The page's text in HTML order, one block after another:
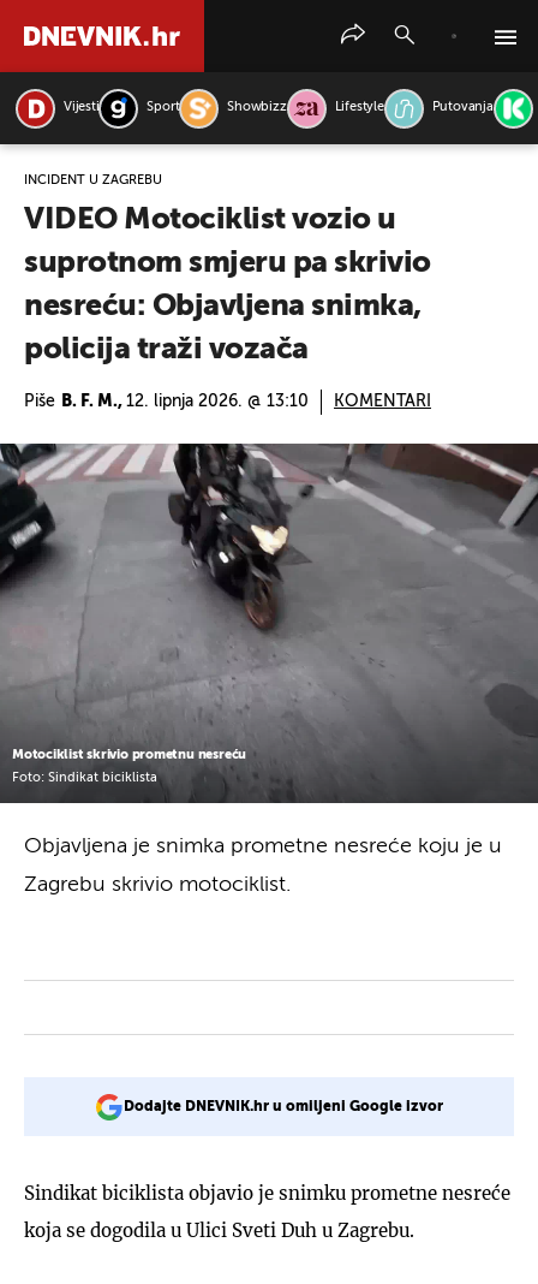
Vijesti Sport Showbizz Lifestyle Putovanja
INCIDENT U ZAGREBU
VIDEO Motociklist vozio u
suprotnom smjeru pa skrivio
nesreću: Objavljena snimka,
policija traži vozača
Piše B. F. M., 12. lipnja 2026. @ 13:10 KOMENTARI
Motociklist skrivio prometnu nesreću
Foto: Sindikat biciklista
Objavljena je snimka prometne nesreće koju je u
Zagrebu skrivio motociklist.
Dodajte DNEVNIK.hr u omiljeni Google izvor
Sindikat biciklista objavio je snimku prometne nesreće
koja se dogodila u Ulici Sveti Duh u Zagrebu.
PRETRAŽITE VIJESTI